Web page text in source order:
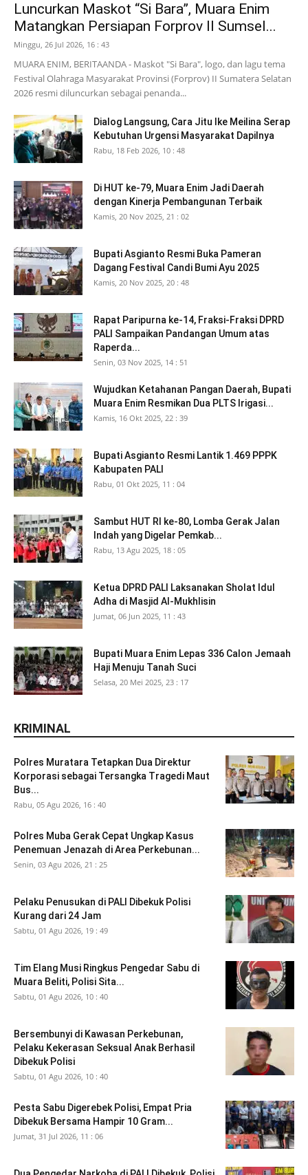
Luncurkan Maskot “Si Bara”, Muara Enim
Matangkan Persiapan Forprov II Sumsel...
Minggu, 26 Jul 2026, 16 : 43
MUARA ENIM, BERITAANDA - Maskot "Si Bara", logo, dan lagu tema
Festival Olahraga Masyarakat Provinsi (Forprov) II Sumatera Selatan
2026 resmi diluncurkan sebagai penanda...
Dialog Langsung, Cara Jitu Ike Meilina Serap
Kebutuhan Urgensi Masyarakat Dapilnya
Rabu, 18 Feb 2026, 10 : 48
Di HUT ke-79, Muara Enim Jadi Daerah
dengan Kinerja Pembangunan Terbaik
Kamis, 20 Nov 2025, 21 : 02
Bupati Asgianto Resmi Buka Pameran
Dagang Festival Candi Bumi Ayu 2025
Kamis, 20 Nov 2025, 20 : 48
Rapat Paripurna ke-14, Fraksi-Fraksi DPRD
PALI Sampaikan Pandangan Umum atas
Raperda...
Senin, 03 Nov 2025, 14 : 51
Wujudkan Ketahanan Pangan Daerah, Bupati
Muara Enim Resmikan Dua PLTS Irigasi...
Kamis, 16 Okt 2025, 22 : 39
Bupati Asgianto Resmi Lantik 1.469 PPPK
Kabupaten PALI
Rabu, 01 Okt 2025, 11 : 04
Sambut HUT RI ke-80, Lomba Gerak Jalan
Indah yang Digelar Pemkab...
Rabu, 13 Agu 2025, 18 : 05
Ketua DPRD PALI Laksanakan Sholat Idul
Adha di Masjid Al-Mukhlisin
Jumat, 06 Jun 2025, 11 : 43
Bupati Muara Enim Lepas 336 Calon Jemaah
Haji Menuju Tanah Suci
Selasa, 20 Mei 2025, 23 : 17
KRIMINAL
Polres Muratara Tetapkan Dua Direktur
Korporasi sebagai Tersangka Tragedi Maut
Bus...
Rabu, 05 Agu 2026, 16 : 40
Polres Muba Gerak Cepat Ungkap Kasus
Penemuan Jenazah di Area Perkebunan...
Senin, 03 Agu 2026, 21 : 25
Pelaku Penusukan di PALI Dibekuk Polisi
Kurang dari 24 Jam
Sabtu, 01 Agu 2026, 19 : 49
Tim Elang Musi Ringkus Pengedar Sabu di
Muara Beliti, Polisi Sita...
Sabtu, 01 Agu 2026, 10 : 40
Bersembunyi di Kawasan Perkebunan,
Pelaku Kekerasan Seksual Anak Berhasil
Dibekuk Polisi
Sabtu, 01 Agu 2026, 10 : 40
Pesta Sabu Digerebek Polisi, Empat Pria
Dibekuk Bersama Hampir 10 Gram...
Jumat, 31 Jul 2026, 11 : 06